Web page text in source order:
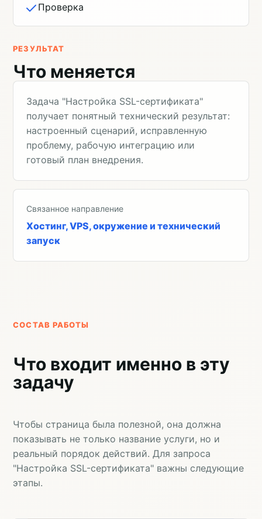
Проверка
РЕЗУЛЬТАТ
Что меняется
Задача "Настройка SSL-сертификата"
получает понятный технический результат:
настроенный сценарий, исправленную
проблему, рабочую интеграцию или
готовый план внедрения.
Связанное направление
Хостинг, VPS, окружение и технический
запуск
СОСТАВ РАБОТЫ
Что входит именно в эту
задачу
Чтобы страница была полезной, она должна
показывать не только название услуги, но и
реальный порядок действий. Для запроса
"Настройка SSL-сертификата" важны следующие
этапы.